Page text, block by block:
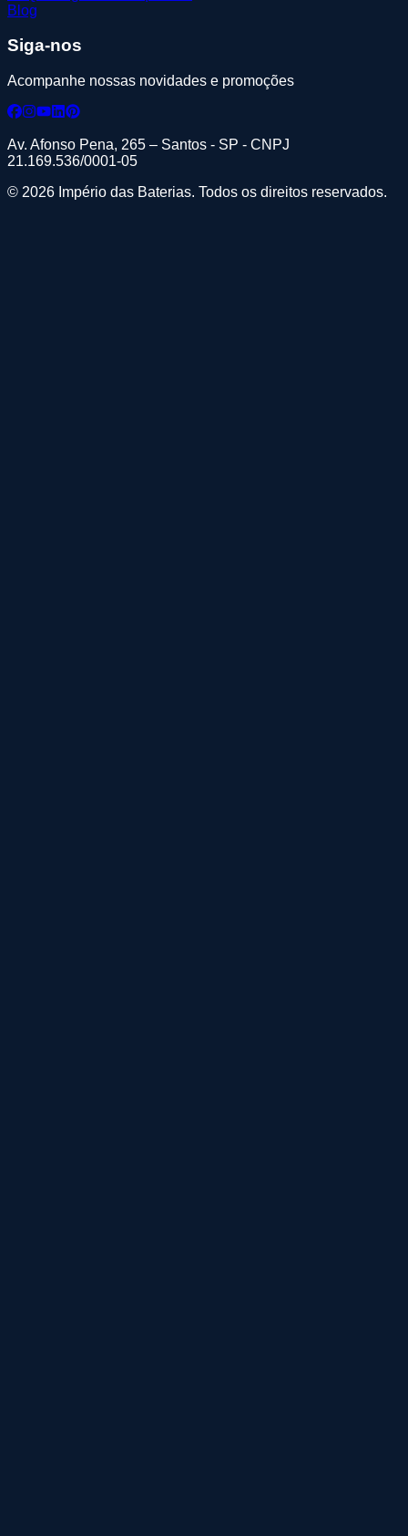
Blog
Siga-nos
Acompanhe nossas novidades e promoções
Av. Afonso Pena, 265 – Santos - SP - CNPJ
21.169.536/0001-05
© 2026 Império das Baterias. Todos os direitos reservados.